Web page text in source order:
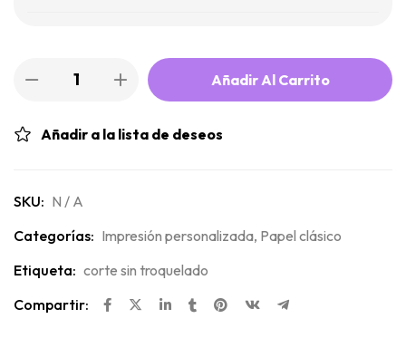
Añadir Al Carrito
Añadir a la lista de deseos
SKU: N / A
Categorías: Impresión personalizada, Papel clásico
Etiqueta: corte sin troquelado
Compartir: